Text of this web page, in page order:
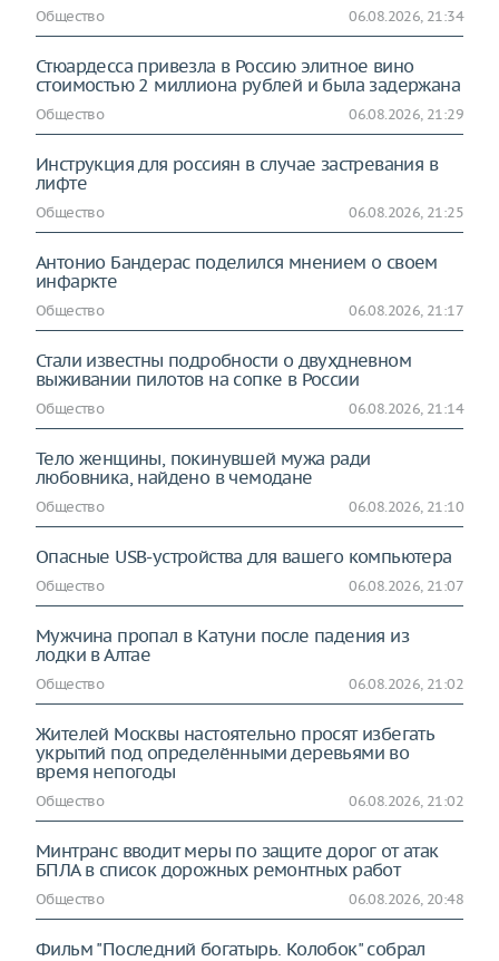
Общество 06.08.2026, 21:34
Стюардесса привезла в Россию элитное вино
стоимостью 2 миллиона рублей и была задержана
Общество 06.08.2026, 21:29
Инструкция для россиян в случае застревания в
лифте
Общество 06.08.2026, 21:25
Антонио Бандерас поделился мнением о своем
инфаркте
Общество 06.08.2026, 21:17
Стали известны подробности о двухдневном
выживании пилотов на сопке в России
Общество 06.08.2026, 21:14
Тело женщины, покинувшей мужа ради
любовника, найдено в чемодане
Общество 06.08.2026, 21:10
Опасные USB-устройства для вашего компьютера
Общество 06.08.2026, 21:07
Мужчина пропал в Катуни после падения из
лодки в Алтае
Общество 06.08.2026, 21:02
Жителей Москвы настоятельно просят избегать
укрытий под определёнными деревьями во
время непогоды
Общество 06.08.2026, 21:02
Минтранс вводит меры по защите дорог от атак
БПЛА в список дорожных ремонтных работ
Общество 06.08.2026, 20:48
Фильм "Последний богатырь. Колобок" собрал